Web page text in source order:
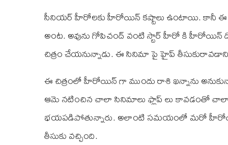
సీనియర్ హీరోలకు హీరోయిన్ కష్టాలు ఉంటాయి. కానీ
అంట. అవును గోపిచంద్ వంటి స్టార్ హీరో కి హీరోయిన్
చిత్రం చేయనున్నాడు. ఈ సినిమా పై హైప్
ఈ చిత్రంలో హీరోయిన్ గా ముందు రాశి ఖన్నాను
ఆమె నటించిన చాలా సినిమాలు ఫ్లాప్ లు కావడంతో
భయపడిపోతున్నారు. అలాంటి సమయంలో మరో
తీసుకు వచ్చింది.